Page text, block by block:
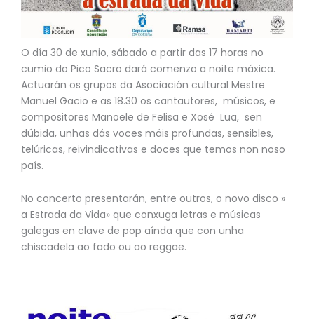
O día 30 de xunio, sábado a partir das 17 horas no
cumio do Pico Sacro dará comenzo a noite máxica.
Actuarán os grupos da Asociación cultural Mestre
Manuel Gacio e as 18.30 os cantautores, músicos, e
compositores Manoele de Felisa e Xosé Lua, sen
dúbida, unhas dás voces máis profundas, sensibles,
telúricas, reivindicativas e doces que temos non noso
país.
No concerto presentarán, entre outros, o novo disco »
a Estrada da Vida» que conxuga letras e músicas
galegas en clave de pop aínda que con unha
chiscadela ao fado ou ao reggae.